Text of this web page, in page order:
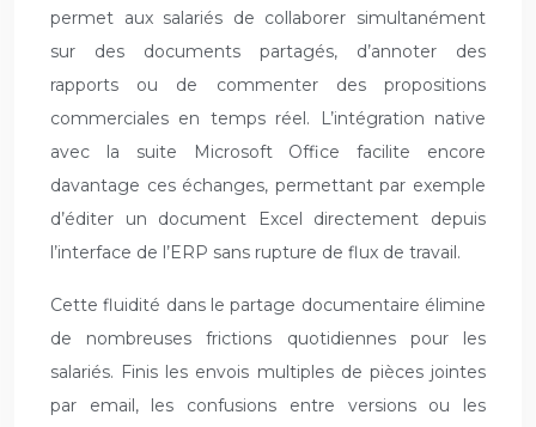
permet aux salariés de collaborer simultanément
sur des documents partagés, d’annoter des
rapports ou de commenter des propositions
commerciales en temps réel. L’intégration native
avec la suite Microsoft Office facilite encore
davantage ces échanges, permettant par exemple
d’éditer un document Excel directement depuis
l’interface de l’ERP sans rupture de flux de travail.
Cette fluidité dans le partage documentaire élimine
de nombreuses frictions quotidiennes pour les
salariés. Finis les envois multiples de pièces jointes
par email, les confusions entre versions ou les